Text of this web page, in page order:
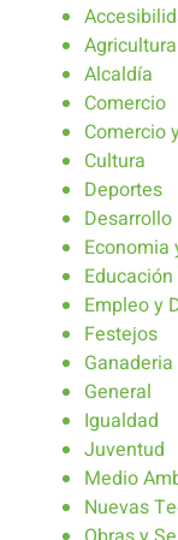
Agricultura
Alcaldía
Comercio
Comercio
Cultura
Deportes
Desarrollo
Economia
Educación
Empleo y
Festejos
General
Igualdad
Juventud
Medio
Nuevas